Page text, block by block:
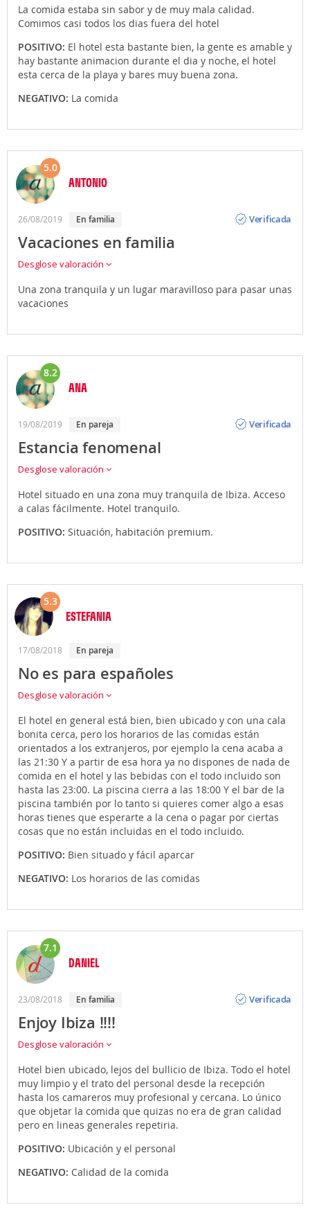
La comida estaba sin sabor y de muy mala calidad.
Comimos casi todos los dias fuera del hotel
POSITIVO: El hotel esta bastante bien, la gente es amable y
hay bastante animacion durante el dia y noche, el hotel
esta cerca de la playa y bares muy buena zona.
NEGATIVO: La comida
5.0
ANTONIO
26/08/2019 en familia
Verificada
Vacaciones en familia
Desglose valoración
Una zona tranquila y un lugar maravilloso para pasar unas
vacaciones
8.2
ANA
19/08/2019 en pareja
Verificada
Estancia fenomenal
Desglose valoración
Hotel situado en una zona muy tranquila de Ibiza. Acceso
a calas fácilmente. Hotel tranquilo.
POSITIVO: Situación, habitación premium.
5.3
ESTEFANIA
17/08/2018 en pareja
No es para españoles
Desglose valoración
El hotel en general está bien, bien ubicado y con una cala
bonita cerca, pero los horarios de las comidas están
orientados a los extranjeros, por ejemplo la cena acaba a
las 21:30 Y a partir de esa hora ya no dispones de nada de
comida en el hotel y las bebidas con el todo incluido son
hasta las 23:00. La piscina cierra a las 18:00 Y el bar de la
piscina también por lo tanto si quieres comer algo a esas
horas tienes que esperarte a la cena o pagar por ciertas
cosas que no están incluidas en el todo incluido.
POSITIVO: Bien situado y fácil aparcar
NEGATIVO: Los horarios de las comidas
7.1
DANIEL
23/08/2018 en familia
Verificada
Enjoy Ibiza !!!!
Desglose valoración
Hotel bien ubicado, lejos del bullicio de Ibiza. Todo el hotel
muy limpio y el trato del personal desde la recepción
hasta los camareros muy profesional y cercana. Lo único
que objetar la comida que quizas no era de gran calidad
pero en lineas generales repetiria.
POSITIVO: Ubicación y el personal
NEGATIVO: Calidad de la comida